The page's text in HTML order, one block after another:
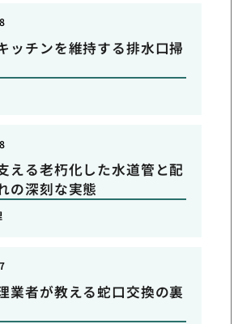
ッチンを維持する排水口掃
える老朽化した水道管と配
の深刻な実態
業者が教える蛇口交換の裏